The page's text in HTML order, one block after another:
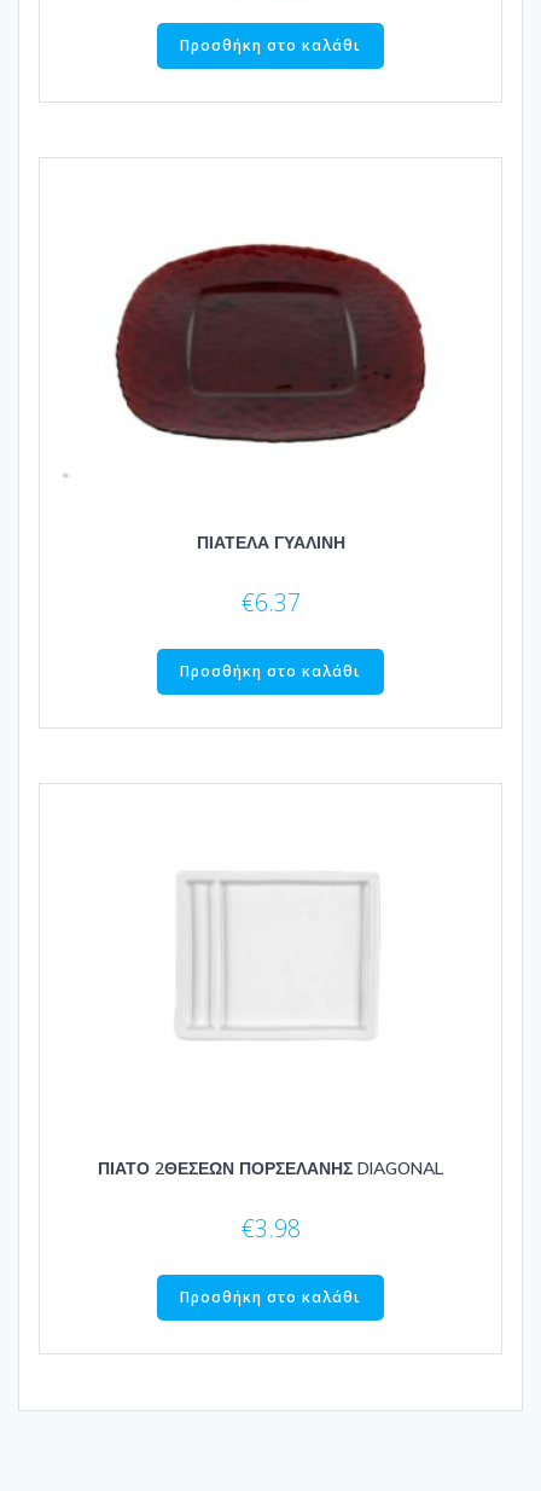
Προσθήκη στο καλάθι
ΠΙΑΤΕΛΑ ΓΥΑΛΙΝΗ
€6.37
Προσθήκη στο καλάθι
ΠΙΑΤΟ 2ΘΕΣΕΩΝ ΠΟΡΣΕΛΑΝΗΣ DIAGONAL
€3.98
Προσθήκη στο καλάθι